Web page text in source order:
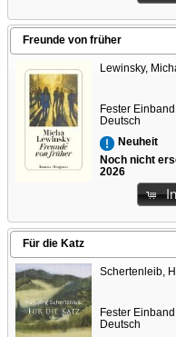
Freunde von früher
Lewinsky,
Fester Einband
Deutsch
Neuheit
Noch nicht
2026
Für die Katz
Schertenleib,
Fester Einband
Deutsch